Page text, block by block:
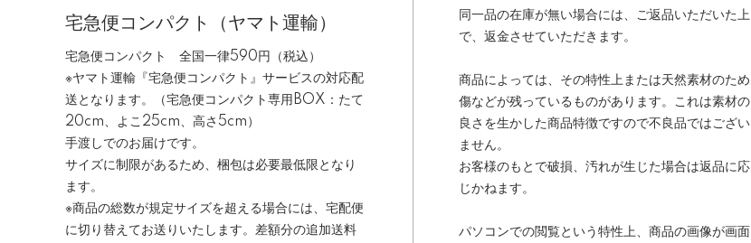
宅急便コンパクト（ヤマト運輸）
宅急便コンパクト 全国一律590円（税込）
※ヤマト運輸『宅急便コンパクト』サービスの対応配
送となります。（宅急便コンパクト専用BOX：たて
20cm、よこ25cm、高さ5cm）
手渡しでのお届けです。
サイズに制限があるため、梱包は必要最低限となり
ます。
※商品の総数が規定サイズを超える場合には、宅配便
に切り替えてお送りいたします。差額分の追加送料
同一品の在庫が無い場合には、ご返品いただいた上
で、返金させていただきます。
商品によっては、その特性上または天然素材のため
傷などが残っているものがあります。これは素材の
良さを生かした商品特徴ですので不良品ではござい
ません。
お客様のもとで破損、汚れが生じた場合は返品に応
じかねます。
パソコンでの閲覧という特性上、商品の画像が画面